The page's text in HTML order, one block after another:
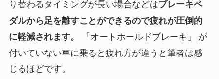
り替わるタイミングが長い場合などはブレーキペ
ダルから足を離すことができるので疲れが圧倒的
に軽減されます。
「オートホールドブレーキ」 が
付いていない車に乗ると疲れ方が違うと筆者は感
じるほどです。